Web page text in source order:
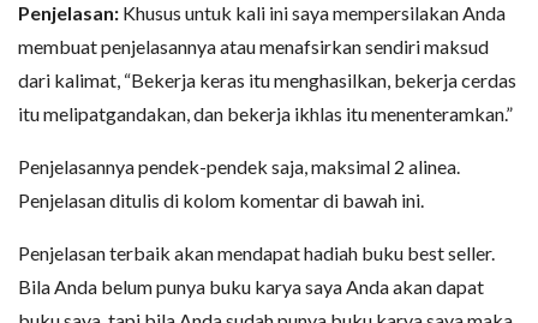
Penjelasan: Khusus untuk kali ini saya mempersilakan Anda
membuat penjelasannya atau menafsirkan sendiri maksud
dari kalimat, “Bekerja keras itu menghasilkan, bekerja cerdas
itu melipatgandakan, dan bekerja ikhlas itu menenteramkan.”
Penjelasannya pendek-pendek saja, maksimal 2 alinea.
Penjelasan ditulis di kolom komentar di bawah ini.
Penjelasan terbaik akan mendapat hadiah buku best seller.
Bila Anda belum punya buku karya saya Anda akan dapat